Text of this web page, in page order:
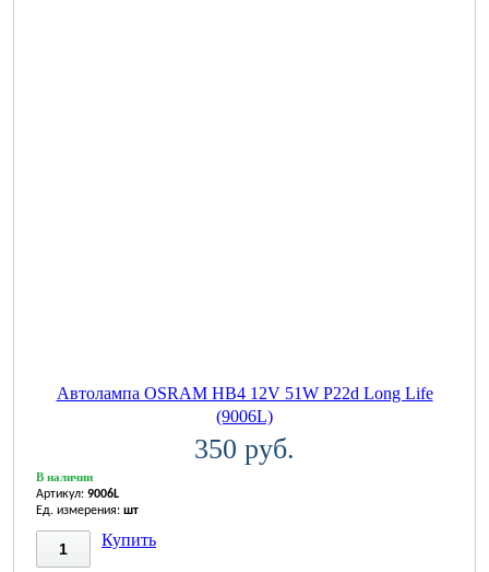
Автолампа OSRAM НВ4 12V 51W P22d Long Life
(9006L)
350 руб.
В наличии
Артикул: 9006L
Ед. измерения: шт
Купить